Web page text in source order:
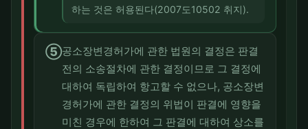
하는 것은 허용된다(2007도10502 취지).
⑤공소장변경허가에 관한 법원의 결정은 판결
전의 소송절차에 관한 결정이므로 그 결정에
대하여 독립하여 항고할 수 없으나, 공소장변
경허가에 관한 결정의 위법이 판결에 영향을
미친 경우에 한하여 그 판결에 대하여 상소를